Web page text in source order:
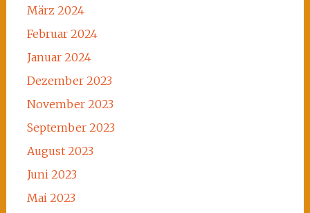
März 2024
Februar 2024
Januar 2024
Dezember 2023
November 2023
September 2023
August 2023
Juni 2023
Mai 2023